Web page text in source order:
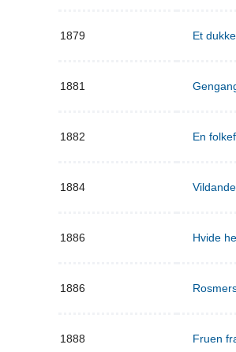
1879 Et
1881
1882 En
1884
1886 Hvide
1886
1888 Fruen